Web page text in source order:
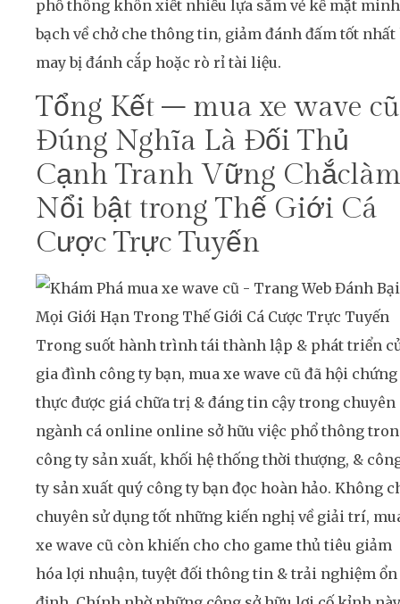
phổ thông khôn xiết nhiều lựa sắm vẻ kế mặt minh
bạch về chở che thông tin, giảm đánh đấm tốt nhất
may bị đánh cắp hoặc rò rỉ tài liệu.
Tổng Kết – mua xe wave cũ
Đúng Nghĩa Là Đối Thủ
Cạnh Tranh Vững Chắclàm
Nổi bật trong Thế Giới Cá
Cược Trực Tuyến
Trong suốt hành trình tái thành lập & phát triển
gia đình công ty bạn, mua xe wave cũ đã hội chứng
thực được giá chữa trị & đáng tin cậy trong chuyên
ngành cá online online sở hữu việc phổ thông
công ty sản xuất, khối hệ thống thời thượng, &
ty sản xuất quý công ty bạn đọc hoàn hảo. Không
chuyên sử dụng tốt những kiến nghị về giải trí,
xe wave cũ còn khiến cho cho game thủ tiêu giảm
hóa lợi nhuận, tuyệt đối thông tin & trải nghiệm ổn